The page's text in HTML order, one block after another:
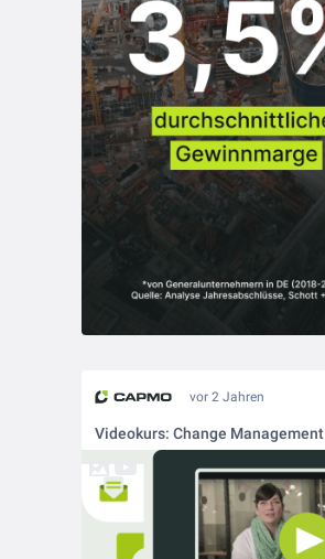
vor 2 Jahren
Videokurs: Change Management